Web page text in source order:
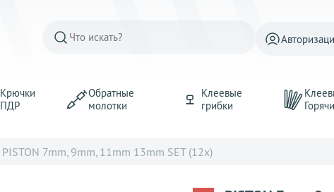
Крючки
ПДР
Обратные
молотки
Клеевые
грибки
PISTON 7mm, 9mm, 11mm 13mm SET (12x)